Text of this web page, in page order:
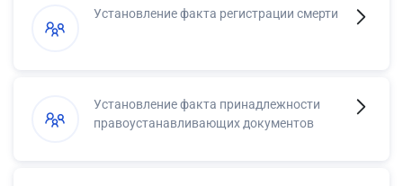
Установление факта регистрации смерти
Установление факта принадлежности
правоустанавливающих документов